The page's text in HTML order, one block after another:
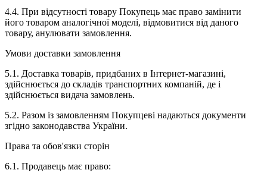
4.4. При відсутності товару Покупець має право замінити
його товаром аналогічної моделі, відмовитися від даного
товару, анулювати замовлення.
Умови доставки замовлення
5.1. Доставка товарів, придбаних в Інтернет-магазині,
здійснюється до складів транспортних компаній, де і
здійснюється видача замовлень.
5.2. Разом із замовленням Покупцеві надаються документи
згідно законодавства України.
Права та обов'язки сторін
6.1. Продавець має право: